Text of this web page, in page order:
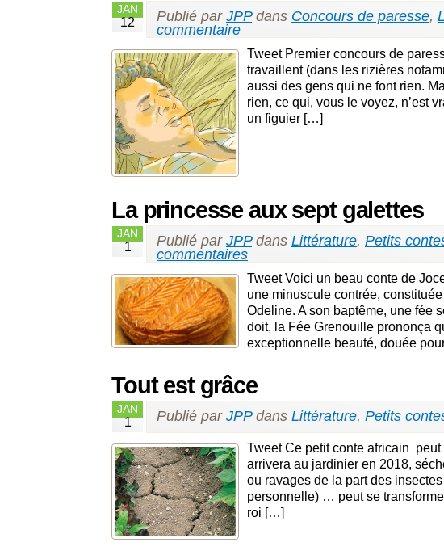
JAN
12 Publié par JPPdans Concours de paresse,
commentaire
Tweet Premier concours de
travaillent (dans les rizières
aussi des gens qui ne font rien.
rien, ce qui, vous le voyez, n’est
un figuier […]
La princesse aux sept galettes
JAN
1 Publié par JPPdans Littérature, Petits
commentaires
Tweet Voici un beau conte de
une minuscule contrée,
Odeline. A son baptême, une fée
doit, la Fée Grenouille prononça
exceptionnelle beauté, douée
Tout est grâce
JAN
1 Publié par JPPdans Littérature, Petits
Tweet Ce petit conte africain
arrivera au jardinier en 2018,
ou ravages de la part des
personnelle) … peut se
roi […]